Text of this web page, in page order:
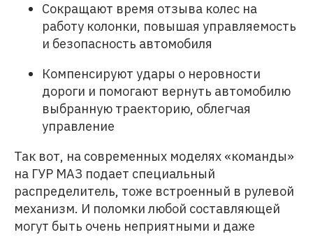
Сокращают время отзыва колес на
работу колонки, повышая управляемость
и безопасность автомобиля
Компенсируют удары о неровности
дороги и помогают вернуть автомобилю
выбранную траекторию, облегчая
управление
Так вот, на современных моделях «команды»
на ГУР МАЗ подает специальный
распределитель, тоже встроенный в рулевой
механизм. И поломки любой составляющей
могут быть очень неприятными и даже